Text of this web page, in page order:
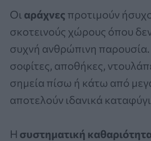
Οι αράχνες προτιμούν
σκοτεινούς χώρους όπου
συχνή ανθρώπινη παρουσία.
σοφίτες, αποθήκες,
σημεία πίσω ή κάτω από
αποτελούν ιδανικά
Η συστηματική